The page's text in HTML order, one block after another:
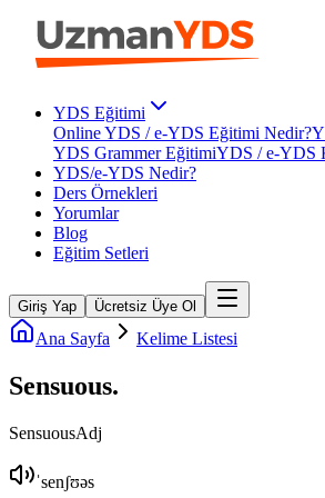
YDS Eğitimi
Online YDS / e-YDS Eğitimi Nedir?
YDS Grammer EğitimiYDS / e-YDS
YDS/e-YDS Nedir?
Ders Örnekleri
Yorumlar
Blog
Eğitim Setleri
Giriş Yap Ücretsiz Üye Ol
Ana Sayfa Kelime Listesi
Sensuous.
SensuousAdj
ˈsenʃʊəs